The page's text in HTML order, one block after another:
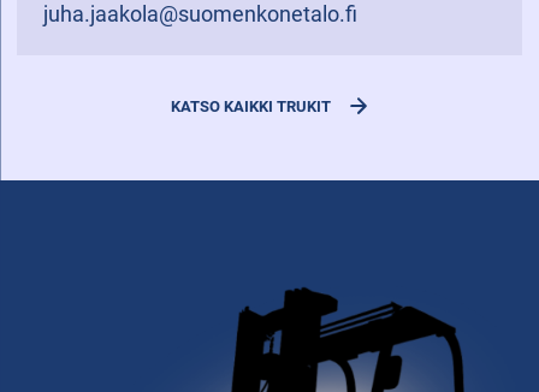
juha.jaakola@suomenkonetalo.fi
KATSO KAIKKI TRUKIT